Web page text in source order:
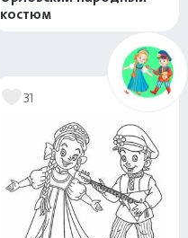
костюм
31